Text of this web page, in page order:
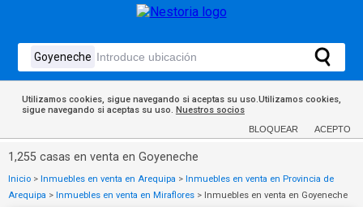
Utilizamos cookies, sigue navegando si aceptas su uso.Utilizamos cookies,
sigue navegando si aceptas su uso. Nuestros socios
BLOQUEAR ACEPTO
1,255 casas en venta en Goyeneche
Inicio > Inmuebles en venta en Arequipa > Inmuebles en venta en Provincia de
Arequipa > Inmuebles en venta en Miraflores > Inmuebles en venta en Goyeneche